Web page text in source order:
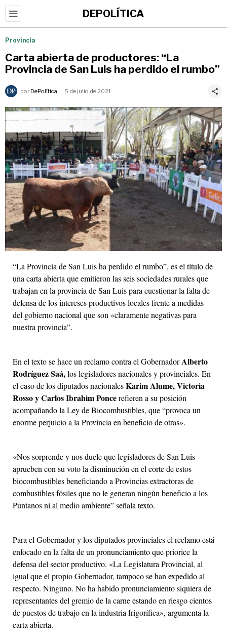
DEPOLÍTICA
Provincia
Carta abierta de productores: “La
Provincia de San Luis ha perdido el rumbo”
por DePolítica 5 de julio de 2021
“La Provincia de San Luis ha perdido el rumbo”, es el título de
una carta abierta que emitieron las seis sociedades rurales que
trabajan en la provincia de San Luis para cuestionar la falta de
defensa de los intereses productivos locales frente a medidas
del gobierno nacional que son «claramente negativas para
nuestra provincia”.
En el texto se hace un reclamo contra el GobernadorAlberto
Rodríguez Saá,los legisladores nacionales y provinciales. En
el caso de los diputados nacionalesKarim Alume, Victoria
Rosso y Carlos Ibrahim Poncerefieren a su posición
acompañando la Ley de Biocombustibles, que “provoca un
enorme perjuicio a la Provincia en beneficio de otras».
«Nos sorprende y nos duele que legisladores de San Luis
aprueben con su voto la disminución en el corte de estos
biocombustibles beneficiando a Provincias extractoras de
combustibles fósiles que no le generan ningún beneficio a los
Puntanos ni al medio ambiente” señala texto.
Para el Gobernador y los diputados provinciales el reclamo está
enfocado en la falta de un pronunciamiento que priorice la
defensa del sector productivo. «La Legislatura Provincial, al
igual que el propio Gobernador, tampoco se han expedido al
respecto. Ninguno. No ha habido pronunciamiento siquiera de
representantes del gremio de la carne estando en riesgo cientos
de puestos de trabajo en la industria frigorífica», argumenta la
carta abierta.